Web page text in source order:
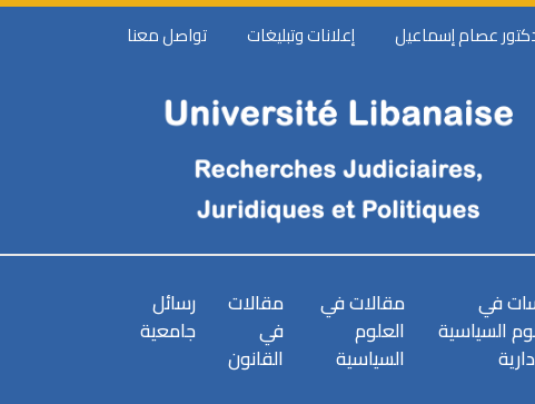
عصام إسماعيل إعلانات وتبليغات تواصل معنا
في
السياسية
مقالات في
العلوم
السياسية
مقالات
في
القانون
رسائل
جامعية